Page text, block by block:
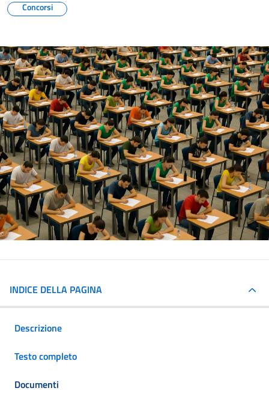
Concorsi
INDICE DELLA PAGINA
Descrizione
Testo completo
Documenti